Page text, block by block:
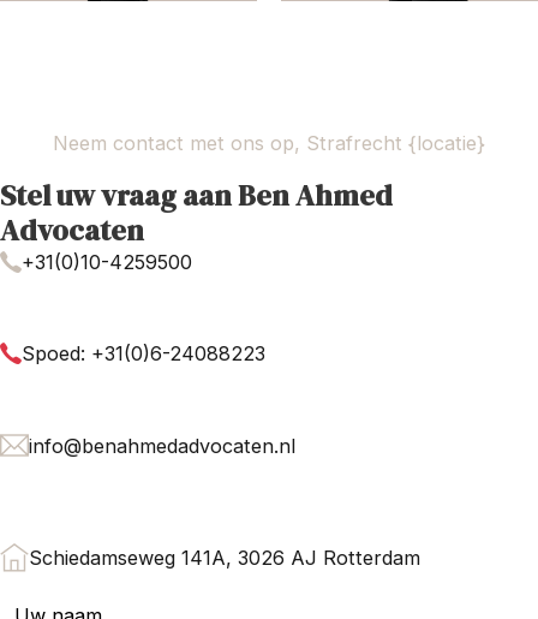
Neem contact met ons op, Strafrecht {locatie}
Stel uw vraag aan Ben Ahmed
Advocaten
+31(0)10-4259500
Spoed: +31(0)6-24088223
info@benahmedadvocaten.nl
Schiedamseweg 141A, 3026 AJ Rotterdam